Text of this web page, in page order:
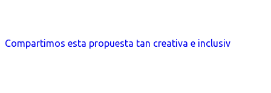
Compartimos esta propuesta tan creativa e inclusiv